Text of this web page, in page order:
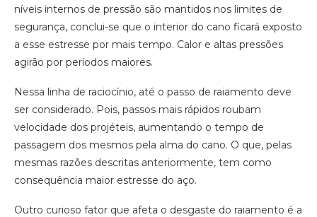
níveis internos de pressão são mantidos nos limites de
segurança, conclui-se que o interior do cano ficará exposto
a esse estresse por mais tempo. Calor e altas pressões
agirão por períodos maiores.
Nessa linha de raciocínio, até o passo de raiamento deve
ser considerado. Pois, passos mais rápidos roubam
velocidade dos projéteis, aumentando o tempo de
passagem dos mesmos pela alma do cano. O que, pelas
mesmas razões descritas anteriormente, tem como
consequência maior estresse do aço.
Outro curioso fator que afeta o desgaste do raiamento é a